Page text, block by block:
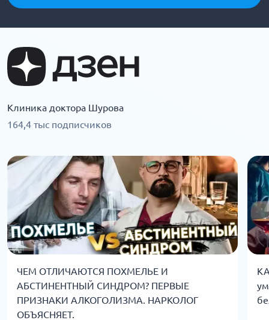
Клиника доктора Шурова
164,4 тыс подписчиков
ЧЕМ ОТЛИЧАЮТСЯ ПОХМЕЛЬЕ И
АБСТИНЕНТНЫЙ СИНДРОМ? ПЕРВЫЕ
ПРИЗНАКИ АЛКОГОЛИЗМА. НАРКОЛОГ
ОБЪЯСНЯЕТ.